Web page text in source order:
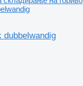
dubbelwandig